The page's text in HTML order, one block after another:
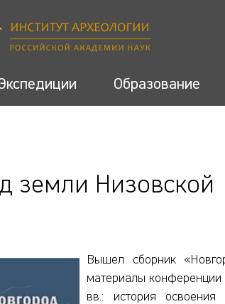
Образование
земли Низовской
Вышел сборник
материалы
вв.: история